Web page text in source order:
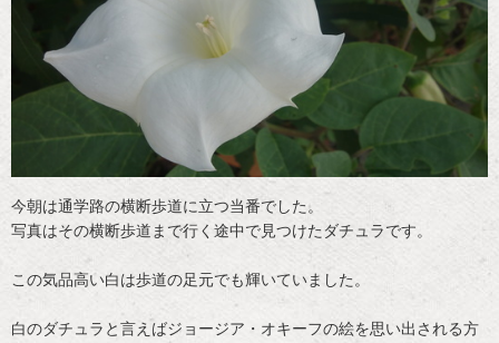
今朝は通学路の横断歩道に立つ当番でした。
写真はその横断歩道まで行く途中で見つけたダチュラです。
この気品高い白は歩道の足元でも輝いていました。
白のダチュラと言えばジョージア・オキーフの絵を思い出される方